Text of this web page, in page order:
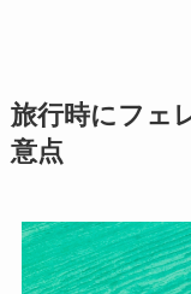
旅行時にフェ
意点